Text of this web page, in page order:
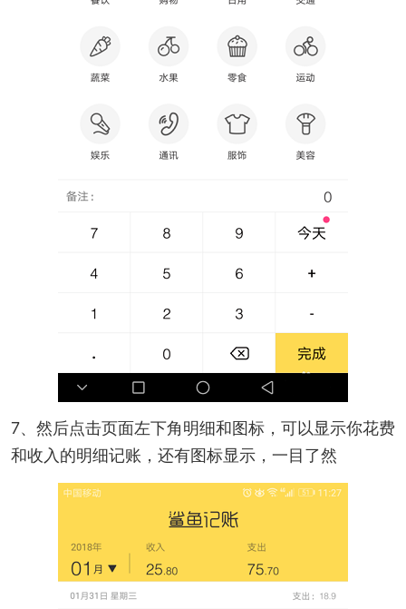
7、然后点击页面左下角明细和图标，可以显示你花费
和收入的明细记账，还有图标显示，一目了然